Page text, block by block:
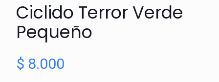
Ciclido Terror Verde
Pequeño
$ 8.000